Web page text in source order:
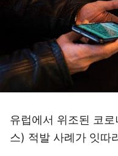
유럽에서 위조된 코
스) 적발 사례가 잇따